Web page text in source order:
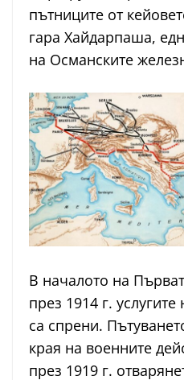
пътниците от
гара Хайдарпаша,
на Османските
В началото на
през 1914 г.
са спрени.
края на военните
през 1919 г.